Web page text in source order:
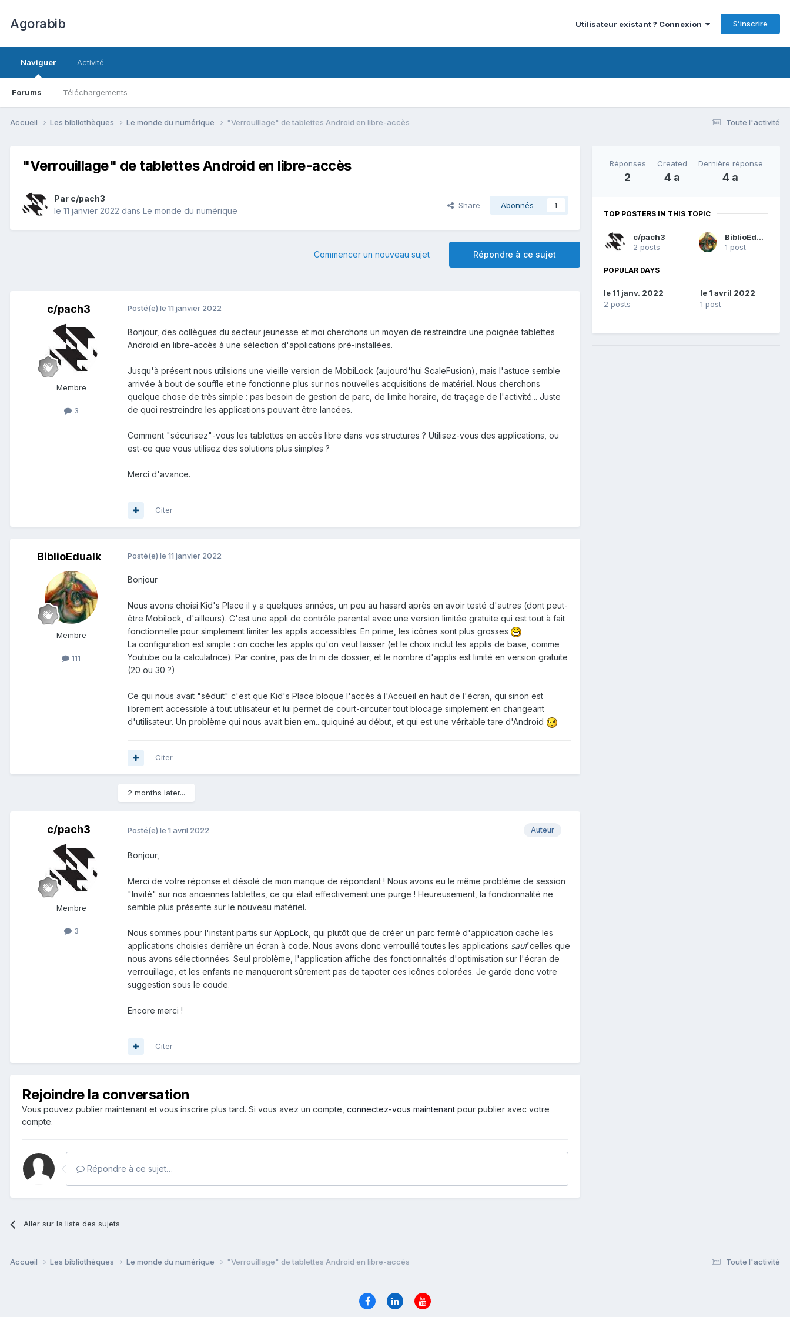
Agorabib Utilisateur existant ? Connexion S’inscrire
Naviguer
Forums Téléchargements
Activité
Toute l'activité
Accueil Les bibliothèques Le monde du numérique "Verrouillage" de tablettes Android en libre-accès
"Verrouillage" de tablettes Android en libre-accès
Par c/pach3
le 11 janvier 2022 dans Le monde du numérique
Share Abonnés 1
Répondre à ce sujet
Commencer un nouveau sujet
c/pach3
Membre
3
Posté(e) le 11 janvier 2022
Bonjour, des collègues du secteur jeunesse et moi cherchons un moyen de restreindre une poignée tablettes
Android en libre-accès à une sélection d'applications pré-installées.
Jusqu'à présent nous utilisions une vieille version de MobiLock (aujourd'hui ScaleFusion), mais l'astuce semble
arrivée à bout de souffle et ne fonctionne plus sur nos nouvelles acquisitions de matériel. Nous cherchons
quelque chose de très simple : pas besoin de gestion de parc, de limite horaire, de traçage de l'activité... Juste
de quoi restreindre les applications pouvant être lancées.
Comment "sécurisez"-vous les tablettes en accès libre dans vos structures ? Utilisez-vous des applications, ou
est-ce que vous utilisez des solutions plus simples ?
Merci d'avance.
Citer
BiblioEdualk
Membre
111
Posté(e) le 11 janvier 2022
Bonjour
Nous avons choisi Kid's Place il y a quelques années, un peu au hasard après en avoir testé d'autres (dont peut-
être Mobilock, d'ailleurs). C'est une appli de contrôle parental avec une version limitée gratuite qui est tout à fait
fonctionnelle pour simplement limiter les applis accessibles. En prime, les icônes sont plus grosses
La configuration est simple : on coche les applis qu'on veut laisser (et le choix inclut les applis de base, comme
Youtube ou la calculatrice). Par contre, pas de tri ni de dossier, et le nombre d'applis est limité en version gratuite
(20 ou 30 ?)
Ce qui nous avait "séduit" c'est que Kid's Place bloque l'accès à l'Accueil en haut de l'écran, qui sinon est
librement accessible à tout utilisateur et lui permet de court-circuiter tout blocage simplement en changeant
d'utilisateur. Un problème qui nous avait bien em...quiquiné au début, et qui est une véritable tare d'Android
Citer
2 months later...
c/pach3
Membre
3
Auteur
Posté(e) le 1 avril 2022
Bonjour,
Merci de votre réponse et désolé de mon manque de répondant ! Nous avons eu le même problème de session
"Invité" sur nos anciennes tablettes, ce qui était effectivement une purge ! Heureusement, la fonctionnalité ne
semble plus présente sur le nouveau matériel.
Nous sommes pour l'instant partis sur AppLock , qui plutôt que de créer un parc fermé d'application cache les
applications choisies derrière un écran à code. Nous avons donc verrouillé toutes les applications saufcelles que
nous avons sélectionnées. Seul problème, l'application affiche des fonctionnalités d'optimisation sur l'écran de
verrouillage, et les enfants ne manqueront sûrement pas de tapoter ces icônes colorées. Je garde donc votre
suggestion sous le coude.
Encore merci !
Citer
Rejoindre la conversation
Vous pouvez publier maintenant et vous inscrire plus tard. Si vous avez un compte, connectez-vous maintenant pour publier avec votre
compte.
Répondre à ce sujet…
Aller sur la liste des sujets
Réponses
2
Created
4 a
Dernière réponse
4 a
TOP POSTERS IN THIS TOPIC
c/pach3
2 posts
BiblioEdualk
1 post
POPULAR DAYS
le 11 janv. 2022
2 posts
le 1 avril 2022
1 post
Toute l'activité
Accueil Les bibliothèques Le monde du numérique "Verrouillage" de tablettes Android en libre-accès